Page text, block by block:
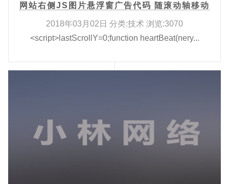
网站右侧JS图片悬浮窗广告代码 随滚动轴移动
2018年03月02日 分类:技术 浏览:3070
<script>lastScrollY=0;function heartBeat(nery...